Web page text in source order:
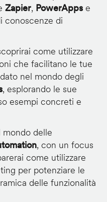
Zapier, PowerAppse
conoscenze di
come utilizzare
che facilitano le tue
nel mondo degli
, esplorando le sue
esempi concreti e
delle
, con un focus
come utilizzare
per potenziare le
delle funzionalità